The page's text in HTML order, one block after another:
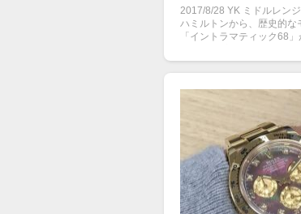
2017/8/28 YK ミドルレン
ハミルトンから、歴史的な
「イントラマティック68
歴史的観点から紐解いてい